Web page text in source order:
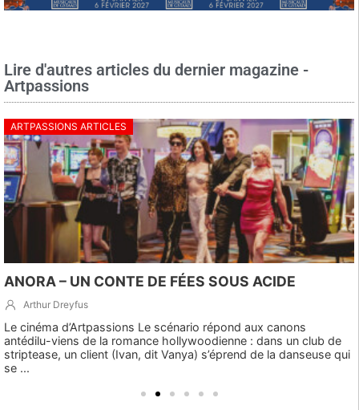
Lire d'autres articles du dernier magazine -
Artpassions
ARTPASSIONS ARTICLES
ANORA – UN CONTE DE FÉES SOUS ACIDE
Arthur Dreyfus
Le cinéma d’Artpassions Le scénario répond aux canons
antédilu-viens de la romance hollywoodienne : dans un club de
striptease, un client (Ivan, dit Vanya) s’éprend de la danseuse qui
se ...